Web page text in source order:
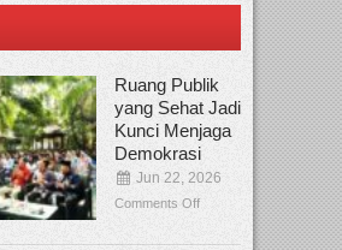
Ruang Publik
yang Sehat Jadi
Kunci Menjaga
Demokrasi
Jun 22, 2026
Comments Off